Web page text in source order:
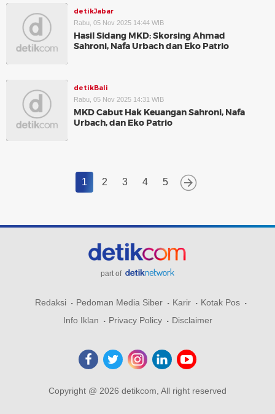
detikJabar
Rabu, 05 Nov 2025 14:44 WIB
Hasil Sidang MKD: Skorsing Ahmad
Sahroni, Nafa Urbach dan Eko Patrio
detikBali
Rabu, 05 Nov 2025 14:31 WIB
MKD Cabut Hak Keuangan Sahroni, Nafa
Urbach, dan Eko Patrio
1 2 3 4 5
part of
Redaksi Pedoman Media Siber Karir
Kotak Pos
Info Iklan
Privacy Policy Disclaimer
Copyright @ 2026 detikcom, All right reserved